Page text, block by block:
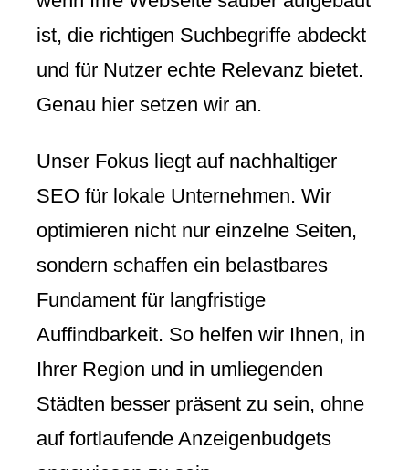
ist, die richtigen Suchbegriffe abdeckt
und für Nutzer echte Relevanz bietet.
Genau hier setzen wir an.
Unser Fokus liegt auf nachhaltiger
SEO für lokale Unternehmen. Wir
optimieren nicht nur einzelne Seiten,
sondern schaffen ein belastbares
Fundament für langfristige
Auffindbarkeit. So helfen wir Ihnen, in
Ihrer Region und in umliegenden
Städten besser präsent zu sein, ohne
auf fortlaufende Anzeigenbudgets